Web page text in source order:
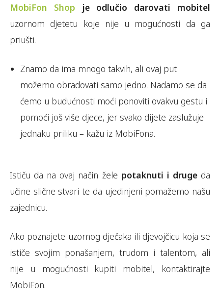
MobiFon Shop je odlučio darovati mobitel
uzornom djetetu koje nije u mogućnosti da ga
priušti.
Znamo da ima mnogo takvih, ali ovaj put
možemo obradovati samo jedno. Nadamo se da
ćemo u budućnosti moći ponoviti ovakvu gestu i
pomoći još više djece, jer svako dijete zaslužuje
jednaku priliku – kažu iz MobiFona.
Ističu da na ovaj način žele potaknuti i drugeda
učine slične stvari te da ujedinjeni pomažemo našu
zajednicu.
Ako poznajete uzornog dječaka ili djevojčicu koja se
ističe svojim ponašanjem, trudom i talentom, ali
nije u mogućnosti kupiti mobitel, kontaktirajte
MobiFon.